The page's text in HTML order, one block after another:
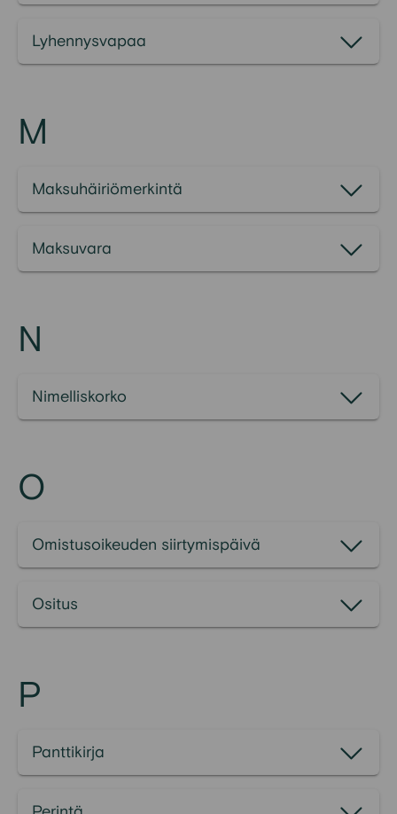
Lyhennysvapaa
M
Maksuhäiriömerkintä
Maksuvara
N
Nimelliskorko
O
Omistusoikeuden siirtymispäivä
Ositus
P
Panttikirja